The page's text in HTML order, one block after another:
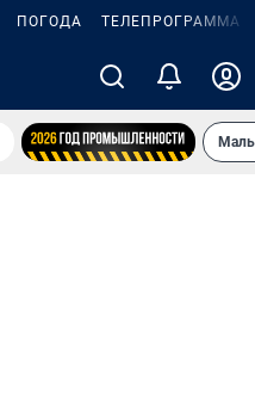
ПОГОДА ТЕЛЕПРОГРАММА